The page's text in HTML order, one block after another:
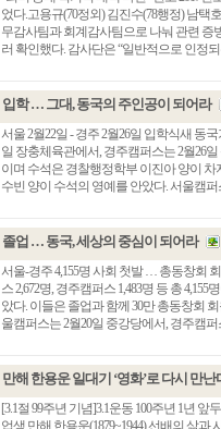
었다.고용규(70정외) 김진수(78행정) 남택
무감사팀과 회계감사팀으로 나눠 관련 증
러 확인했다. 감사단은 “일반적으로 인정
입학 … 그대, 동국의 주인공이 되어라
서울 2월22일 - 경주 2월26일 입학식새 동
일 장충체육관에서, 경주캠퍼스는 2월26
이며 수석은 경찰행정학부 이진아 양이
수빈 양이 수석의 영예를 안았다. 서울캠퍼
졸업 … 동국, 세상의 중심이 되어라
서울-경주 4,155명 사회 첫발 … 총동창회
스 2,672명, 경주캠퍼스 1,483명 등 총
았다. 이들은 졸업과 함께 30만 총동창회
울캠퍼스는 2월20일 중강당에서, 경주캠퍼
만해 한용운 일대기 ‘영화’로 다시 만난
[3.1절 99주년 기념]3.1운동 100주년 1년